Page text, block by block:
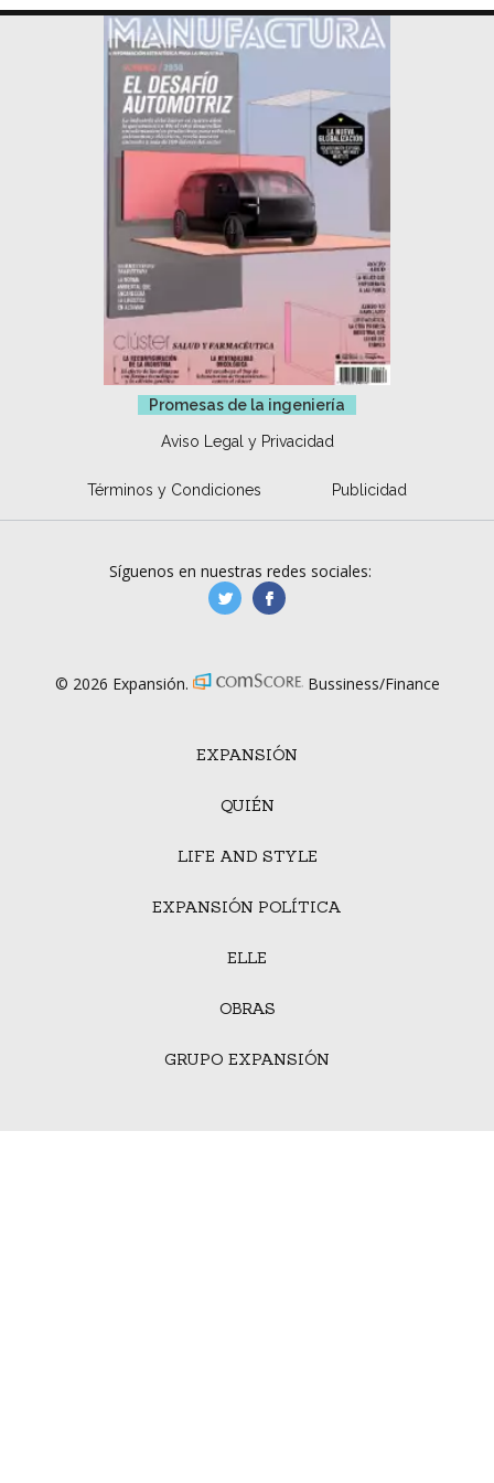
Promesas de la ingeniería
Aviso Legal y Privacidad
Términos y Condiciones Publicidad
EXPANSIÓN
QUIÉN
LIFE AND STYLE
EXPANSIÓN POLÍTICA
ELLE
OBRAS
GRUPO EXPANSIÓN
Síguenos en nuestras redes sociales:
manufacturaGE
© 2026 Expansión. Bussiness/Finance